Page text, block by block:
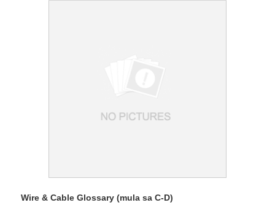
Wire & Cable Glossary (mula sa C-D)